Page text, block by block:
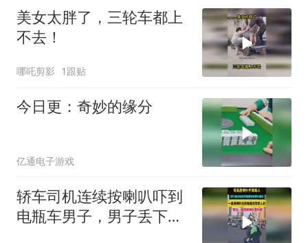
美女太胖了，三轮车都上
不去！
哪吒剪影 1跟贴
今日更：奇妙的缘分
亿通电子游戏
轿车司机连续按喇叭吓到
电瓶车男子，男子丢下电